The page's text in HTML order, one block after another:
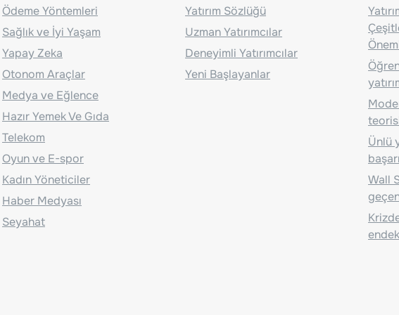
Ödeme Yöntemleri
Sağlık ve İyi Yaşam
Yapay Zeka
Otonom Araçlar
Medya ve Eğlence
Hazır Yemek Ve Gıda
Telekom
Oyun ve E-spor
Kadın Yöneticiler
Haber Medyası
Seyahat
Yatırım Sözlüğü
Uzman Yatırımcılar
Deneyimli Yatırımcılar
Yeni Başlayanlar
Ünlü
Wall